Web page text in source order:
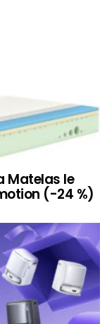
Matelas le
(-24 %)